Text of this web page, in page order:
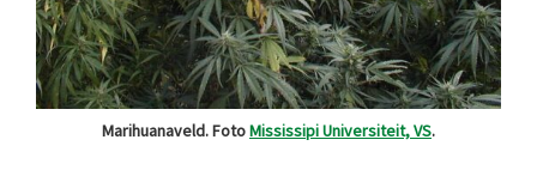
Marihuanaveld. FotoMississipi Universiteit, VS.